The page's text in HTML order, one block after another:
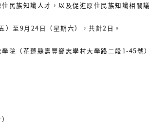
民族知識人才，以及促進原住民族知識相關
至9月24日（星期六），共計2日。
院（花蓮縣壽豐鄉志學村大學路二段1-45號